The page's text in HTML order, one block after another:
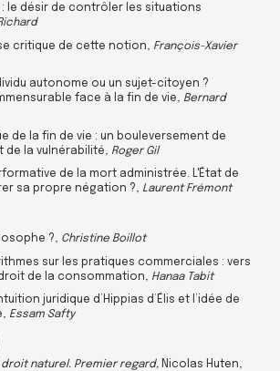
: le désir de contrôler les situations
critique de cette notion, François-Xavier
autonome ou un sujet-citoyen ?
face à la fin de vie, Bernard
de la fin de vie : un bouleversement de
de la vulnérabilité, Roger Gil
de la mort administrée. L'État de
sa propre négation ?, Laurent Frémont
?, Christine Boillot
sur les pratiques commerciales : vers
de la consommation, Hanaa Tabit
juridique d’Hippias d’Élis et l’idée de
Essam Safty
naturel. Premier regard, Nicolas Huten,